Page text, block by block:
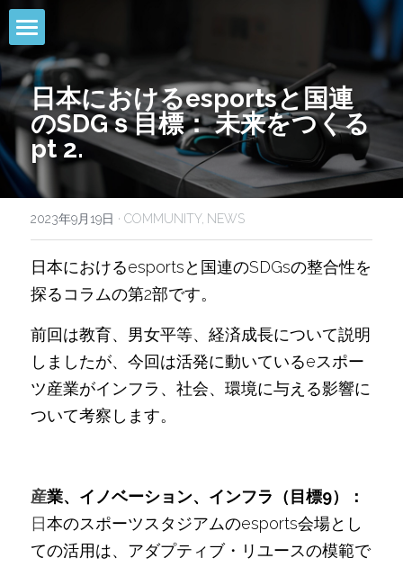
HOME
NEWS
EVENTS
CALENDAR
COMMUNITY
COMPANY
日本におけるesportsと国連
のSDGｓ目標： 未来をつくる
pt 2.
2023年9月19日 · COMMUNITY, NEWS
日本におけるesportsと国連のSDGsの整合性を
探るコラムの第2部です。
前回は教育、男女平等、経済成長について説明
しましたが、今回は活発に動いているeスポー
ツ産業がインフラ、社会、環境に与える影響に
ついて考察します。
産業、イノベーション、インフラ（目標9）：
日本のスポーツスタジアムのesports会場とし
ての活用は、アダプティブ・リユースの模範で